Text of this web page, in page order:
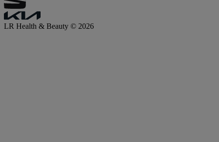
LR Health & Beauty © 2026